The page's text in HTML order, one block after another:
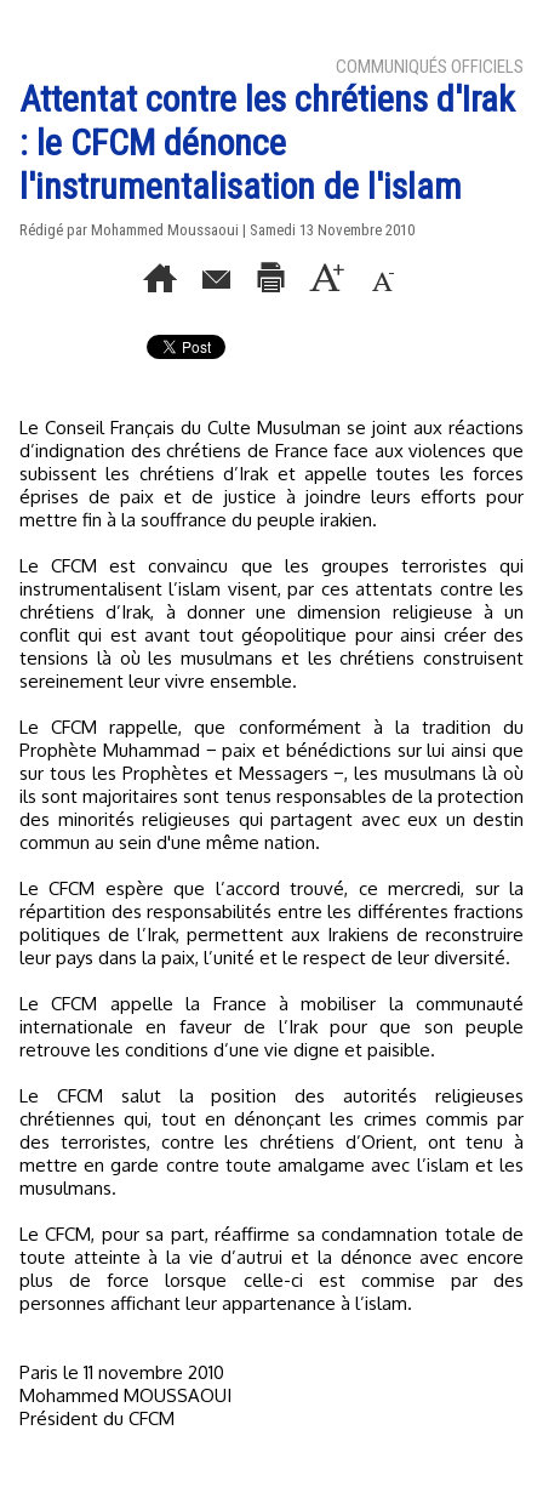
COMMUNIQUÉS OFFICIELS
Attentat contre les chrétiens d'Irak
: le CFCM dénonce
l'instrumentalisation de l'islam
Rédigé par Mohammed Moussaoui | Samedi 13 Novembre 2010
Le Conseil Français du Culte Musulman se joint aux réactions
d’indignation des chrétiens de France face aux violences que
subissent les chrétiens d’Irak et appelle toutes les forces
éprises de paix et de justice à joindre leurs efforts pour
mettre fin à la souffrance du peuple irakien.
Le CFCM est convaincu que les groupes terroristes qui
instrumentalisent l’islam visent, par ces attentats contre les
chrétiens d’Irak, à donner une dimension religieuse à un
conflit qui est avant tout géopolitique pour ainsi créer des
tensions là où les musulmans et les chrétiens construisent
sereinement leur vivre ensemble.
Le CFCM rappelle, que conformément à la tradition du
Prophète Muhammad − paix et bénédictions sur lui ainsi que
sur tous les Prophètes et Messagers −, les musulmans là où
ils sont majoritaires sont tenus responsables de la protection
des minorités religieuses qui partagent avec eux un destin
commun au sein d'une même nation.
Le CFCM espère que l’accord trouvé, ce mercredi, sur la
répartition des responsabilités entre les différentes fractions
politiques de l’Irak, permettent aux Irakiens de reconstruire
leur pays dans la paix, l’unité et le respect de leur diversité.
Le CFCM appelle la France à mobiliser la communauté
internationale en faveur de l’Irak pour que son peuple
retrouve les conditions d’une vie digne et paisible.
Le CFCM salut la position des autorités religieuses
chrétiennes qui, tout en dénonçant les crimes commis par
des terroristes, contre les chrétiens d’Orient, ont tenu à
mettre en garde contre toute amalgame avec l’islam et les
musulmans.
Le CFCM, pour sa part, réaffirme sa condamnation totale de
toute atteinte à la vie d’autrui et la dénonce avec encore
plus de force lorsque celle-ci est commise par des
personnes affichant leur appartenance à l’islam.
Paris le 11 novembre 2010
Mohammed MOUSSAOUI
Président du CFCM